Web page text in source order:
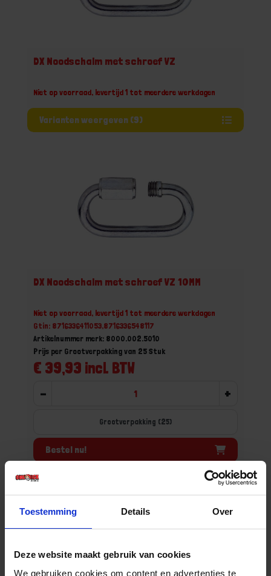
Toestemming Details Over
Deze website maakt gebruik van cookies
We gebruiken cookies om content en advertenties te
DX Noodschalm met schroef VZ
Niet op voorraad, levertijd 1 tot meerdere werkdagen
Varianten weergeven (9)
DX Noodschalm met schroef VZ 10MM
Niet op voorraad, levertijd 1 tot meerdere werkdagen
Gtin: 8716336411053,8716336548117
Artikelnummer merk: 8000.002.5010
€ 39,93 incl. BTW
Prijs per Grootverpakking van 25 Stuk
- +
Grootverpakking (25)
Bestel nu!